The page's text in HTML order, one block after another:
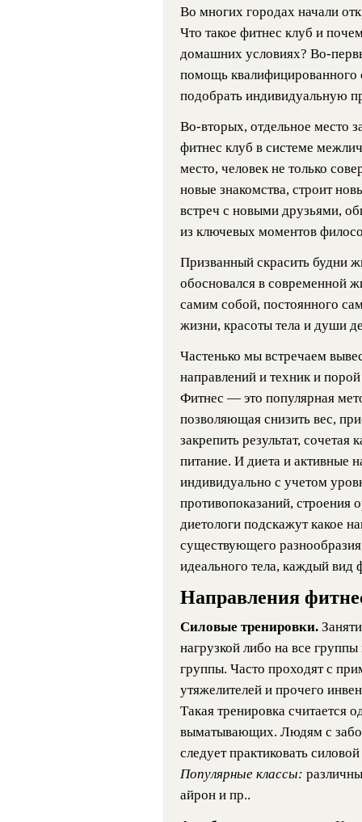
Во многих городах начали
Что такое фитнес клуб и
домашних условиях? Во-
помощь квалифицированного
подобрать индивидуальную
Во-вторых, отдельное место
фитнес клуб в системе
место, человек не только
новые знакомства, строит
встреч с новыми друзьями,
из ключевых моментов
Призванный скрасить будни
обосновался в современной
самим собой, постоянного
жизни, красоты тела и души
Частенько мы встречаем
направлений и техник и
Фитнес — это популярная
позволяющая снизить вес,
закрепить результат, сочетая
питание. И диета и активные
индивидуально с учетом
противопоказаний, строения
диетологи подскажут какое
существующего
идеального тела, каждый вид
Направления
Силовые тренировки.
нагрузкой либо на все
группы. Часто проходят с
утяжелителей и прочего
Такая тренировка считается
выматывающих. Людям с
следует практиковать
Популярные классы:
айрон и пр..